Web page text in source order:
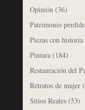
Opinión(36)
Patrimonio perdido
Piezas con historia
Pintura(184)
Restauración del
Retratos de mujer
Sitios Reales(53)